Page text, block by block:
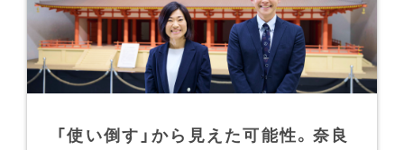
「使い倒す」から見えた可能性。奈良